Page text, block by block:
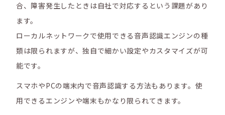
合、障害発生したときは自社で対応するという課題があり
ます。
ローカルネットワークで使用できる音声認識エンジンの種
類は限られますが、独自で細かい設定やカスタマイズが可
能です。
スマホやPCの端末内で音声認識する方法もあります。使
用できるエンジンや端末もかなり限られてきます。